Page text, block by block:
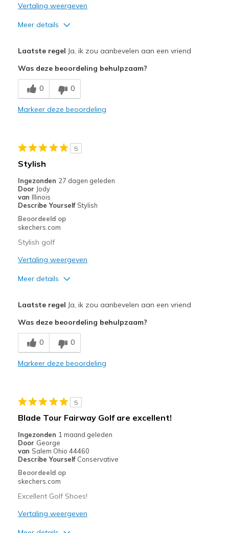
View On Shoes
I'm Into Shoes
Vertaling weergeven
Meer details
Comfortable
Stylish
View On Shoes
Shoes are for Wearing
Laatste regel Ja, ik zou aanbevelen aan een vriend
Was deze beoordeling behulpzaam?
0 0
Markeer deze beoordeling
5
Stylish
Ingezonden 27 dagen geleden
Door Jody
van Illinois
Describe Yourself Stylish
Beoordeeld op
skechers.com
Stylish golf
Vertaling weergeven
Meer details
Comfortable
Durable
Sizing
Feels true to size
View On Shoes
I'm Really Into Shoes
Laatste regel Ja, ik zou aanbevelen aan een vriend
Was deze beoordeling behulpzaam?
0 0
Markeer deze beoordeling
5
Blade Tour Fairway Golf are excellent!
Ingezonden 1 maand geleden
Door George
van Salem Ohio 44460
Describe Yourself Conservative
Beoordeeld op
skechers.com
Excellent Golf Shoes!
Vertaling weergeven